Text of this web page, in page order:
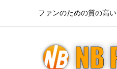
ファンのための質の高い